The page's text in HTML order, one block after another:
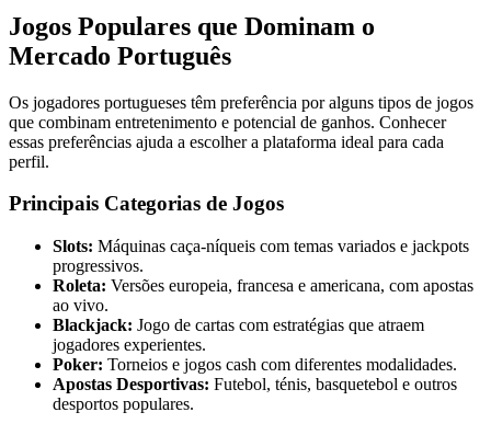
Jogos Populares que Dominam o
Mercado Português
Os jogadores portugueses têm preferência por alguns tipos de jogos
que combinam entretenimento e potencial de ganhos. Conhecer
essas preferências ajuda a escolher a plataforma ideal para cada
perfil.
Principais Categorias de Jogos
Slots: Máquinas caça-níqueis com temas variados e jackpots
progressivos.
Roleta: Versões europeia, francesa e americana, com apostas
ao vivo.
Blackjack: Jogo de cartas com estratégias que atraem
jogadores experientes.
Poker: Torneios e jogos cash com diferentes modalidades.
Apostas Desportivas: Futebol, ténis, basquetebol e outros
desportos populares.